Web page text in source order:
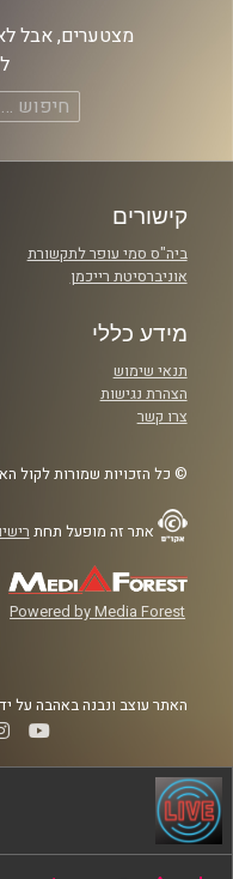
מצטערים, אבל
קישורים
ביה"ס סמי עופר לתקשורת
אוניברסיטת רייכמן
מידע כללי
תנאי שימוש
הצהרת נגישות
צרו קשר
© כל הזכויות שמורות לקול
אתר זה מופעל תחת
Powered by Media Forest
האתר עוצב ונבנה באהבה על